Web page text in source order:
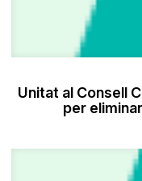
Unitat al Consell
per